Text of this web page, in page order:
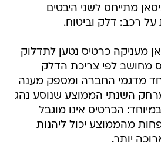
מתייחס לשני היבטים
רכב: דלק וביטוח.
מעניקה כרטיס נטען לתדלוק
מחושב לפי צריכת הדלק
מדגמי החברה ומספק מענה
- המרחק השנתי הממוצע שנוסע נהג
הכרטיס אינו מוגבל
מהממוצע יכול ליהנות
יותר.